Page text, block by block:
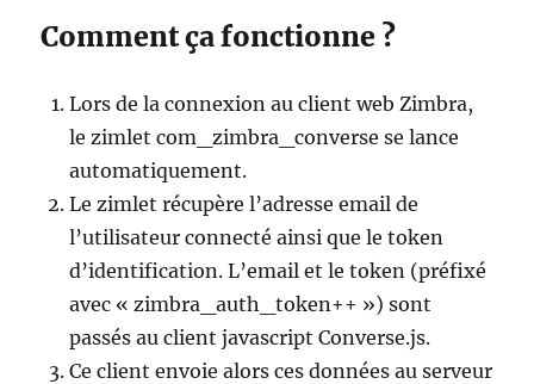
Comment ça fonctionne ?
Lors de la connexion au client web Zimbra,
le zimlet com_zimbra_converse se lance
automatiquement.
Le zimlet récupère l’adresse email de
l’utilisateur connecté ainsi que le token
d’identification. L’email et le token (préfixé
avec « zimbra_auth_token++ ») sont
passés au client javascript Converse.js.
Ce client envoie alors ces données au serveur